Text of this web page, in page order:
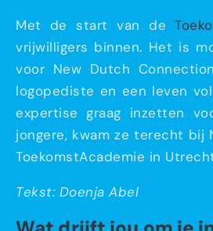
Met de start van de
vrijwilligers binnen. Het is
voor New Dutch
logopediste en een leven
expertise graag inzetten
jongere, kwam ze terecht bij
ToekomstAcademie in
Tekst: Doenja Abel